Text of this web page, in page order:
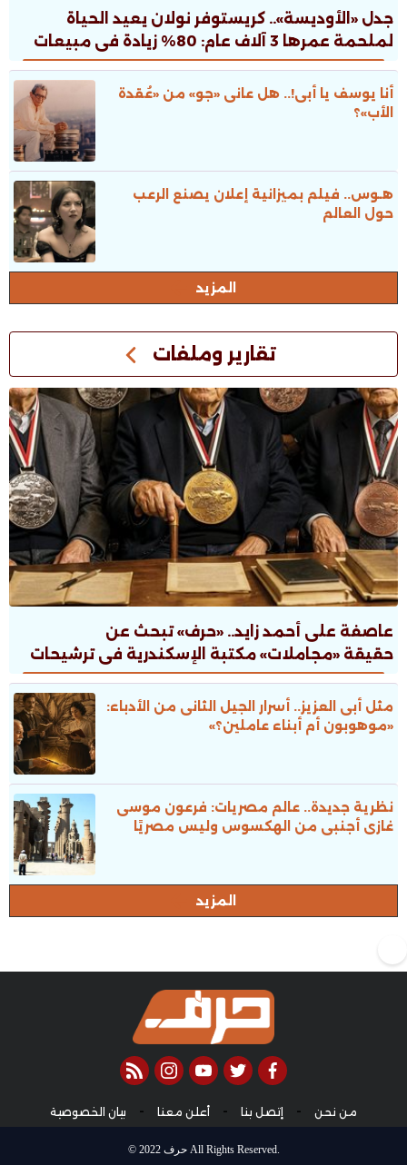
جدل «الأوديسة».. كريستوفر نولان يعيد الحياة
لملحمة عمرها 3 آلاف عام: 80% زيادة فى مبيعات
الطبعات.. ونقاش ثقافى صاخب
أنا يوسف يا أبى!.. هل عانى «جو» من «عُقدة
الأب»؟
هـوس.. فيلم بميزانية إعلان يصنع الرعب
حول العالم
المزيد
تقارير وملفات
عاصفة على أحمد زايد.. «حرف» تبحث عن
حقيقة «مجاملات» مكتبة الإسكندرية فى ترشيحات
جوائز الدولة
مثل أبى العزيز.. أسرار الجيل الثانى من الأدباء:
«موهوبون أم أبناء عاملين؟»
نظرية جديدة.. عالم مصريات: فرعون موسى
غازى أجنبى من الهكسوس وليس مصريًا
المزيد
facebook
twitter
youtube
instagram
rss feed
من نحن - إتصل بنا - أعلن معنا - بيان الخصوصية
© 2022 حرف All Rights Reserved.